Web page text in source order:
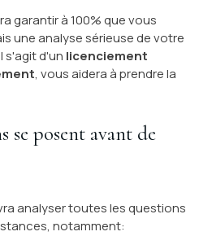
garantir à 100% que vous
une analyse sérieuse de votre
s'agit d'un licenciement
, vous aidera à prendre la
se posent avant de
analyser toutes les questions
notamment: